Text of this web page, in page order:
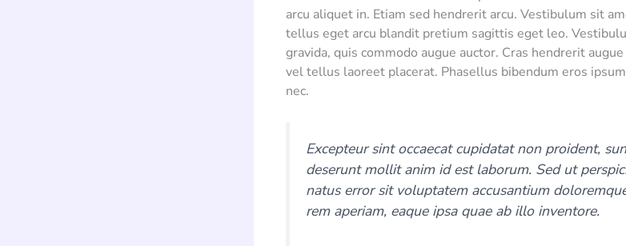
arcu aliquet in. Etiam sed hendrerit arcu. Vestibulum sit
tellus eget arcu blandit pretium sagittis eget leo.
gravida, quis commodo augue auctor. Cras hendrerit
vel tellus laoreet placerat. Phasellus bibendum eros
nec.
Excepteur sint occaecat cupidatat non proident,
deserunt mollit anim id est laborum. Sed ut
natus error sit voluptatem accusantium
rem aperiam, eaque ipsa quae ab illo inventore.